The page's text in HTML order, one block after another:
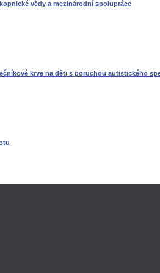
vědy a mezinárodní spolupráce
krve na děti s poruchou autistického